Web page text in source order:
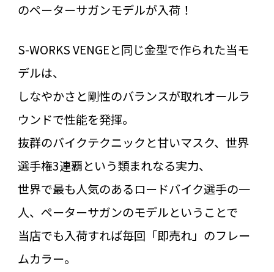
のペーターサガンモデルが入荷！
S-WORKS VENGEと同じ金型で作られた当モ
デルは、
しなやかさと剛性のバランスが取れオールラ
ウンドで性能を発揮。
抜群のバイクテクニックと甘いマスク、世界
選手権3連覇という類まれなる実力、
世界で最も人気のあるロードバイク選手の一
人、ペーターサガンのモデルということで
当店でも入荷すれば毎回「即売れ」のフレー
ムカラー。